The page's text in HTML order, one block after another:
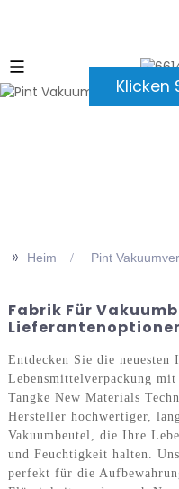
Klicken
>> Heim Pint
Fabrik Für
Entdecken Sie die neuesten
Lebensmittelverpackung mit
Tangke New Materials
Hersteller hochwertiger,
Vakuumbeutel, die Ihre
und Feuchtigkeit halten.
perfekt für die